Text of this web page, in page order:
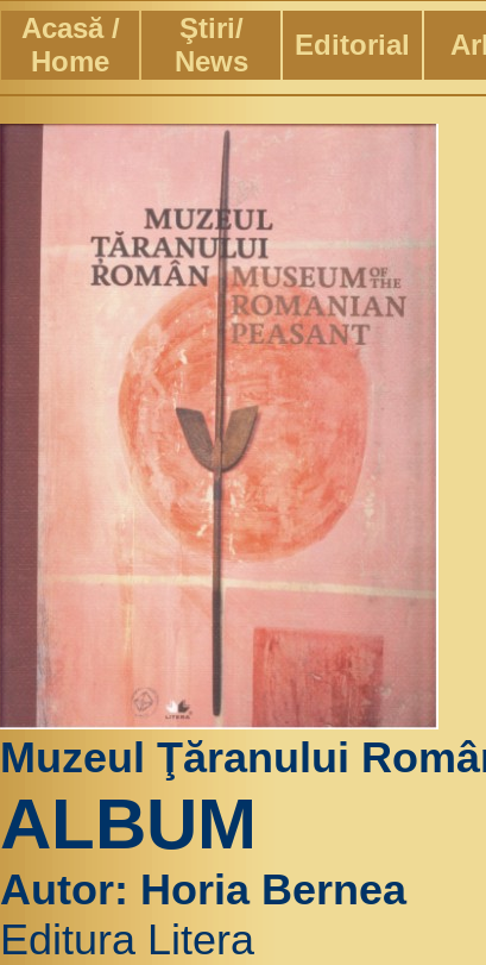
Acasă /
Home
Ştiri/
News
Editorial
Muzeul Ţăranului
ALBUM
Autor: Horia Bernea
Editura Litera